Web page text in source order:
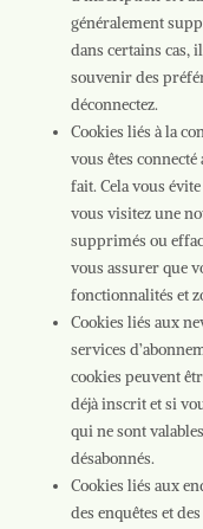
généralement
dans certains cas,
souvenir des
déconnectez.
Cookies liés à la
vous êtes
fait. Cela vous
vous visitez une
supprimés ou
vous assurer que
fonctionnalités et
Cookies liés aux
services
cookies peuvent
déjà inscrit et si
qui ne sont
désabonnés.
Cookies liés aux
des enquêtes et